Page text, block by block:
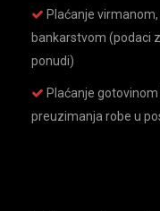
Plaćanje
bankarstvom (podaci
ponudi)
Plaćanje
preuzimanja robe u